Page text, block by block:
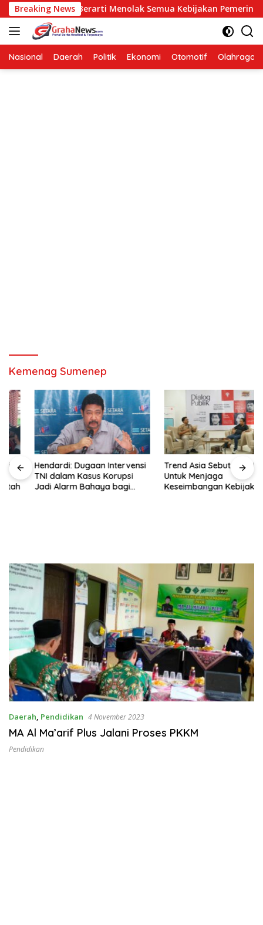
Langsung
ke
konten
Breaking News
Bukan Berarti Menolak Semua Kebijakan Pemerintah
Nasional Daerah Politik Ekonomi Otomotif Olahraga
Kemenag Sumenep
Hendardi: Dugaan Intervensi
TNI dalam Kasus Korupsi
Jadi Alarm Bahaya bagi
Trend Asia Sebut NGO Hadir
Untuk Menjaga
Keseimbangan Kebijakan
Daerah, Pendidikan 4 November 2023
MA Al Ma’arif Plus Jalani Proses PKKM
Pendidikan